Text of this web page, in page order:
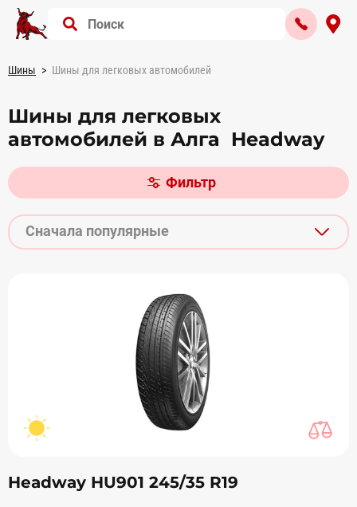
Шины Шины для легковых автомобилей
Шины для легковых
автомобилей в Алга Headway
Фильтр
Сначала популярные
Headway HU901 245/35 R19